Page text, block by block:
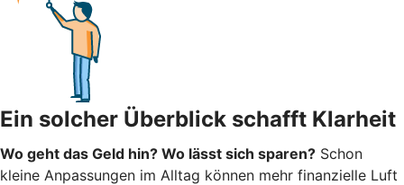
Ein solcher Überblick schafft Klarheit
Wo geht das Geld hin? Wo lässt sich sparen? Schon
kleine Anpassungen im Alltag können mehr finanzielle Luft